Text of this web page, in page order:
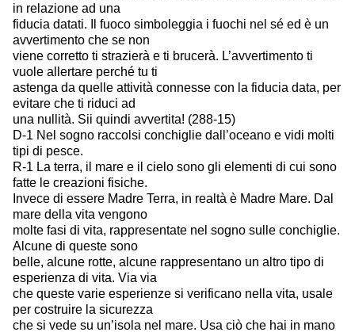
in relazione ad una
fiducia datati. Il fuoco simboleggia i fuochi nel sé ed è un
avvertimento che se non
viene corretto ti strazierà e ti brucerà. L’avvertimento ti
vuole allertare perché tu ti
astenga da quelle attività connesse con la fiducia data, per
evitare che ti riduci ad
una nullità. Sii quindi avvertita! (288-15)
D-1 Nel sogno raccolsi conchiglie dall’oceano e vidi molti
tipi di pesce.
R-1 La terra, il mare e il cielo sono gli elementi di cui sono
fatte le creazioni fisiche.
Invece di essere Madre Terra, in realtà è Madre Mare. Dal
mare della vita vengono
molte fasi di vita, rappresentate nel sogno sulle conchiglie.
Alcune di queste sono
belle, alcune rotte, alcune rappresentano un altro tipo di
esperienza di vita. Via via
che queste varie esperienze si verificano nella vita, usale
per costruire la sicurezza
che si vede su un’isola nel mare. Usa ciò che hai in mano